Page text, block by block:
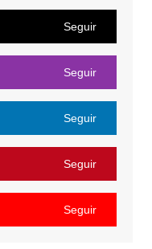
Seguir
Seguir
Seguir
Seguir
Seguir